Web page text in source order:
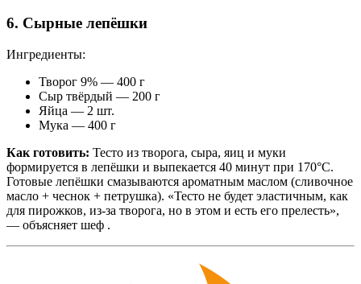
6. Сырные лепёшки
Ингредиенты:
Творог 9% — 400 г
Сыр твёрдый — 200 г
Яйца — 2 шт.
Мука — 400 г
Как готовить: Тесто из творога, сыра, яиц и муки
формируется в лепёшки и выпекается 40 минут при 170°C.
Готовые лепёшки смазываются ароматным маслом (сливочное
масло + чеснок + петрушка). «Тесто не будет эластичным, как
для пирожков, из-за творога, но в этом и есть его прелесть»,
— объясняет шеф .